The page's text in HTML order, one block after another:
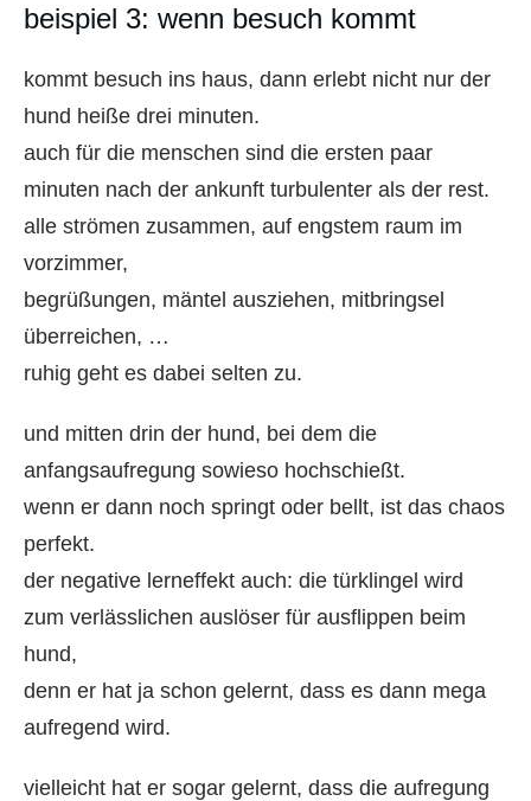
beispiel 3: wenn besuch kommt
kommt besuch ins haus, dann erlebt nicht nur der
hund heiße drei minuten.
auch für die menschen sind die ersten paar
minuten nach der ankunft turbulenter als der rest.
alle strömen zusammen, auf engstem raum im
vorzimmer,
begrüßungen, mäntel ausziehen, mitbringsel
überreichen, …
ruhig geht es dabei selten zu.
und mitten drin der hund, bei dem die
anfangsaufregung sowieso hochschießt.
wenn er dann noch springt oder bellt, ist das chaos
perfekt.
der negative lerneffekt auch: die türklingel wird
zum verlässlichen auslöser für ausflippen beim
hund,
denn er hat ja schon gelernt, dass es dann mega
aufregend wird.
vielleicht hat er sogar gelernt, dass die aufregung